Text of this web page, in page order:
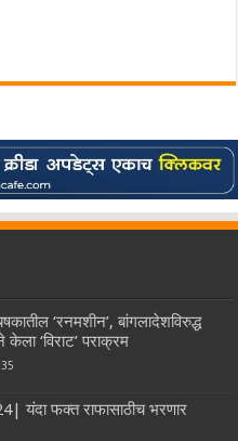
‘रनमशीन’, बांगलादेशविरुद्ध
‘विराट’ पराक्रम
यंदा फक्त राफासाठीच भरणार